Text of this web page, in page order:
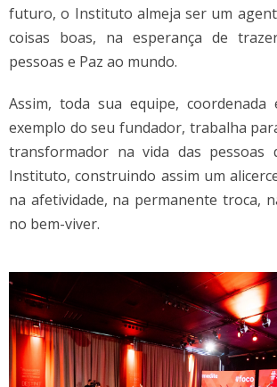
futuro, o Instituto almeja ser um
coisas boas, na esperança de
pessoas e Paz ao mundo.
Assim, toda sua equipe, coordenada
exemplo do seu fundador, trabalha
transformador na vida das pessoas
Instituto, construindo assim um
na afetividade, na permanente troca,
no bem-viver.